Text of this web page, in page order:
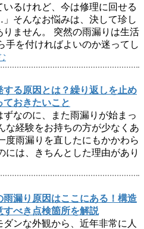
いるけれど、今は修理に回せる
そんなお悩みは、決して珍し
りません。 突然の雨漏りは生活
手を付ければよいのか迷ってし
する原因とは？繰り返しを止め
ておきたいこと
ずなのに、また雨漏りが始まっ
経験をお持ちの方が少なくあ
度雨漏りを直したにもかかわら
には、きちんとした理由があり
雨漏り原因はここにある！構造
すべき点検箇所を解説
ダンな外観から、近年非常に人